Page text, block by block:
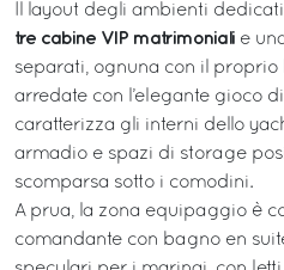
Il layout degli ambienti
tre cabine VIP matrimoniali e
separati, ognuna con il proprio
arredate con l’elegante gioco
caratterizza gli interni dello
armadio e spazi di storage
scomparsa sotto i comodini.
A prua, la zona equipaggio è
comandante con bagno en